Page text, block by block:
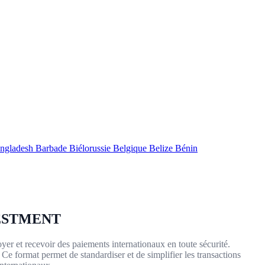
Barbade Biélorussie Belgique Belize Bénin
et recevoir des paiements internationaux en toute sécurité.
format permet de standardiser et de simplifier les transactions